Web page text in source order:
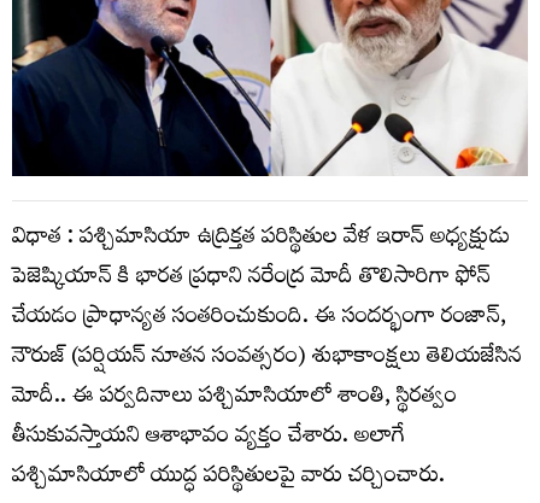
విధాత : పశ్చిమాసియా ఉద్రిక్తత పరిస్థితుల వేళ ఇరాన్ అధ్యక్షుడు
పెజెష్కియాన్ కి భారత ప్రధాని నరేంద్ర మోదీ తొలిసారిగా ఫోన్
చేయడం ప్రాధాన్యత సంతరించుకుంది. ఈ సందర్భంగా రంజాన్‌,
నౌరుజ్‌ (పర్షియన్‌ నూతన సంవత్సరం) శుభాకాంక్షలు తెలియజేసిన
మోదీ.. ఈ పర్వదినాలు పశ్చిమాసియాలో శాంతి, స్థిరత్వం
తీసుకువస్తాయని ఆశాభావం వ్యక్తం చేశారు. అలాగే
పశ్చిమాసియాలో యుద్ధ పరిస్థితులపై వారు చర్చించారు.